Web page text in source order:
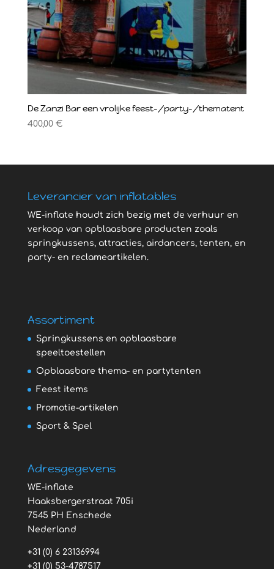
De Zanzi Bar een vrolijke feest-/party-/thematent
400,00 €
Leverancier van inflatables
WE-inflate houdt zich bezig met de verhuur en
verkoop van opblaasbare producten zoals
springkussens, attracties, airdancers, tenten, en
party- en reclameartikelen.
Assortiment
Springkussens en opblaasbare
speeltoestellen
Opblaasbare thema- en partytenten
Feest items
Promotie-artikelen
Sport & Spel
Adresgegevens
WE-inflate
Haaksbergerstraat 705i
7545 PH Enschede
Nederland
+31 (0) 6 23136994
+31 (0) 53-4787517